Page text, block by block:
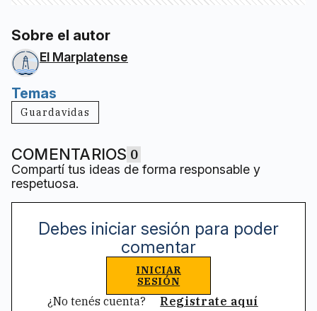
Sobre el autor
El Marplatense
Temas
Guardavidas
COMENTARIOS 0
Compartí tus ideas de forma responsable y
respetuosa.
Debes iniciar sesión para poder
comentar
INICIAR
SESIÓN
¿No tenés cuenta? Registrate aquí